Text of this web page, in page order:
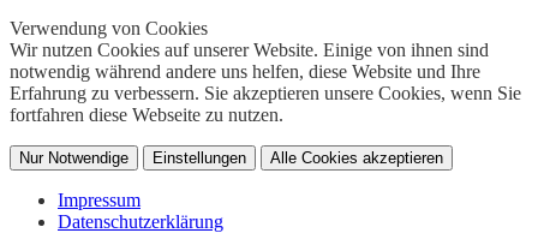
Verwendung von Cookies
Wir nutzen Cookies auf unserer Website. Einige von ihnen sind
notwendig während andere uns helfen, diese Website und Ihre
Erfahrung zu verbessern. Sie akzeptieren unsere Cookies, wenn Sie
fortfahren diese Webseite zu nutzen.
Nur Notwendige Einstellungen Alle Cookies akzeptieren
Impressum
Datenschutzerklärung